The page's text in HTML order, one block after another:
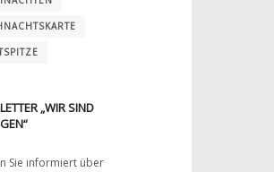
„WIR SIND
Sie informiert über